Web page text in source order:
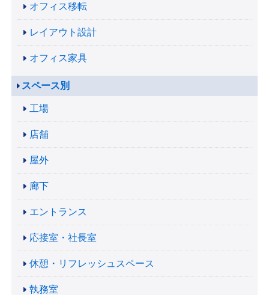
オフィス移転
レイアウト設計
オフィス家具
スペース別
工場
店舗
屋外
廊下
エントランス
応接室・社長室
休憩・リフレッシュスペース
執務室